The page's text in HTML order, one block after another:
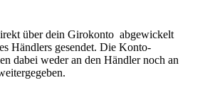
über dein Girokonto abgewickelt
Händlers gesendet. Die Konto-
dabei weder an den Händler noch an